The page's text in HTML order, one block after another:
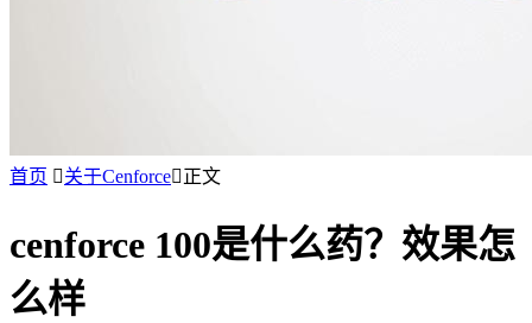
首页 关于Cenforce正文
cenforce 100是什么药？效果怎
么样